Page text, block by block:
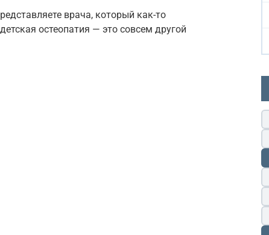
врача, который как-то
остеопатия — это совсем другой